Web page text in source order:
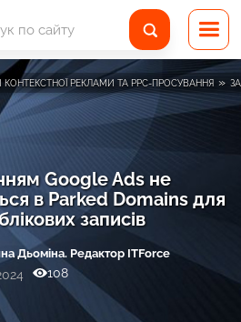
РЕКЛАМИ ТА PPC-ПРОСУВАННЯ »
Google Ads не
в Parked Domains для
записів
Дьоміна. Редактор ITForce
108